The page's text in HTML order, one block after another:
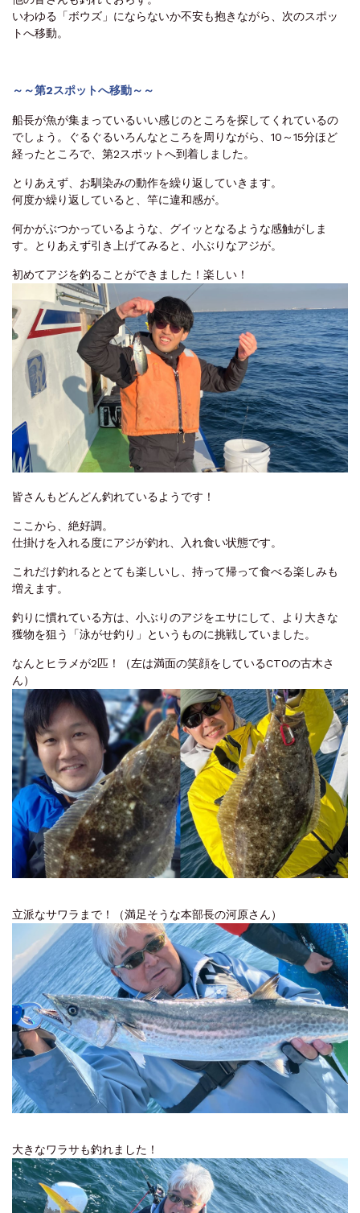
いわゆる「ボウズ」にならないか不安も抱きながら、次のスポッ
トへ移動。
～～第2スポットへ移動～～
船長が魚が集まっているいい感じのところを探してくれているの
でしょう。ぐるぐるいろんなところを周りながら、10～15分ほど
経ったところで、第2スポットへ到着しました。
とりあえず、お馴染みの動作を繰り返していきます。
何度か繰り返していると、竿に違和感が。
何かがぶつかっているような、グイッとなるような感触がしま
す。とりあえず引き上げてみると、小ぶりなアジが。
初めてアジを釣ることができました！楽しい！
皆さんもどんどん釣れているようです！
ここから、絶好調。
仕掛けを入れる度にアジが釣れ、入れ食い状態です。
これだけ釣れるととても楽しいし、持って帰って食べる楽しみも
増えます。
釣りに慣れている方は、小ぶりのアジをエサにして、より大きな
獲物を狙う「泳がせ釣り」というものに挑戦していました。
なんとヒラメが2匹！（左は満面の笑顔をしているCTOの古木さ
ん）
立派なサワラまで！（満足そうな本部長の河原さん）
大きなワラサも釣れました！